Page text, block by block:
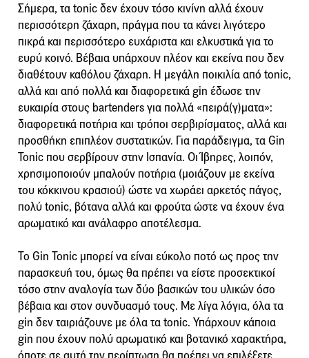
Σήμερα, τα tonic δεν έχουν τόσο κινίνη αλλά έχουν
περισσότερη ζάχαρη, πράγμα που τα κάνει λιγότερο
πικρά και περισσότερο ευχάριστα και ελκυστικά για το
ευρύ κοινό. Βέβαια υπάρχουν πλέον και εκείνα που δεν
διαθέτουν καθόλου ζάχαρη. Η μεγάλη ποικιλία από tonic,
αλλά και από πολλά και διαφορετικά gin έδωσε την
ευκαιρία στους bartenders για πολλά «πειρά(γ)ματα»:
διαφορετικά ποτήρια και τρόποι σερβιρίσματος, αλλά και
προσθήκη επιπλέον συστατικών. Για παράδειγμα, τα Gin
Tonic που σερβίρουν στην Ισπανία. Οι Ίβηρες, λοιπόν,
χρησιμοποιούν μπαλούν ποτήρια (μοιάζουν με εκείνα
του κόκκινου κρασιού) ώστε να χωράει αρκετός πάγος,
πολύ tonic, βότανα αλλά και φρούτα ώστε να έχουν ένα
αρωματικό και ανάλαφρο αποτέλεσμα.
Το Gin Tonic μπορεί να είναι εύκολο ποτό ως προς την
παρασκευή του, όμως θα πρέπει να είστε προσεκτικοί
τόσο στην αναλογία των δύο βασικών του υλικών όσο
βέβαια και στον συνδυασμό τους. Με λίγα λόγια, όλα τα
gin δεν ταιριάζουνε με όλα τα tonic. Υπάρχουν κάποια
gin που έχουν πολύ αρωματικό και βοτανικό χαρακτήρα,